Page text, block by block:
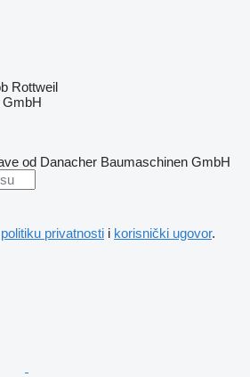
Rottweil
od Danacher Baumaschinen GmbH
politiku privatnosti i korisnički ugovor.